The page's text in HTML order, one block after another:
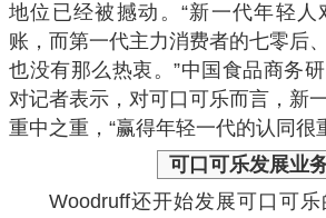
地位已经被撼动。“新一代年轻
账，而第一代主力消费者的七零后
也没有那么热衷。”中国食品商务
对记者表示，对可口可乐而言，新
重中之重，“赢得年轻一代的认同很
可口可乐发展业
Woodruff还开始发展可口可